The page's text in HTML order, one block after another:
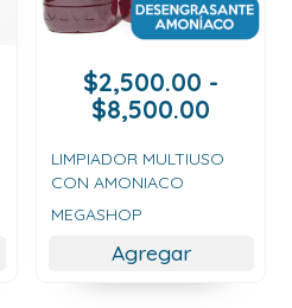
$2,500.00 -
$8,500.00Rango
LIMPIADOR MULTIUSO
CON AMONIACO
MEGASHOP
Agregar